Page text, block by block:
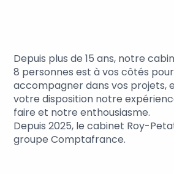
Depuis plus de 15 ans, notre
8 personnes est à vos côtés
accompagner dans vos projets,
votre disposition notre
faire et notre enthousiasme.
Depuis 2025, le cabinet Roy-
groupe Comptafrance.